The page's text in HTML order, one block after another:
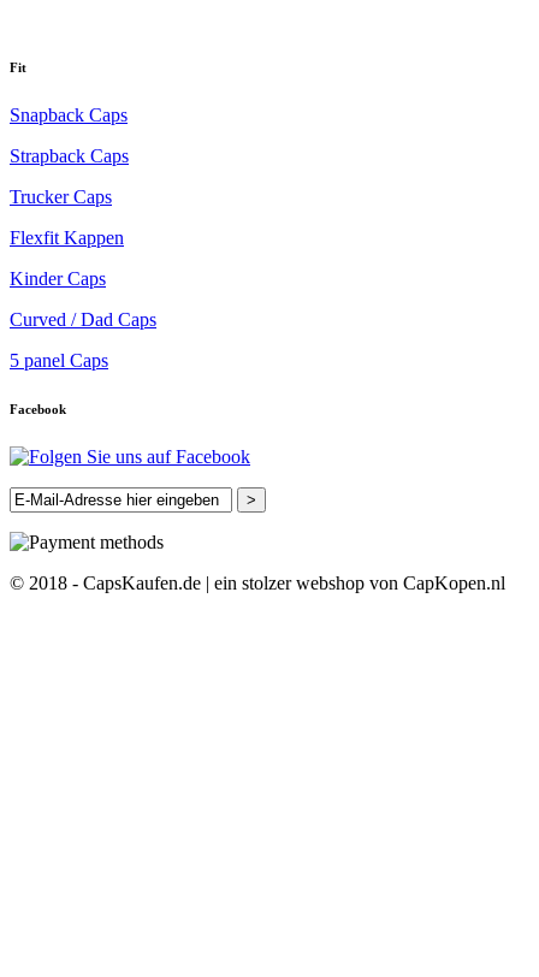
Fit
Snapback Caps
Strapback Caps
Trucker Caps
Flexfit Kappen
Kinder Caps
Curved / Dad Caps
5 panel Caps
Facebook
>
© 2018 - CapsKaufen.de | ein stolzer webshop von CapKopen.nl